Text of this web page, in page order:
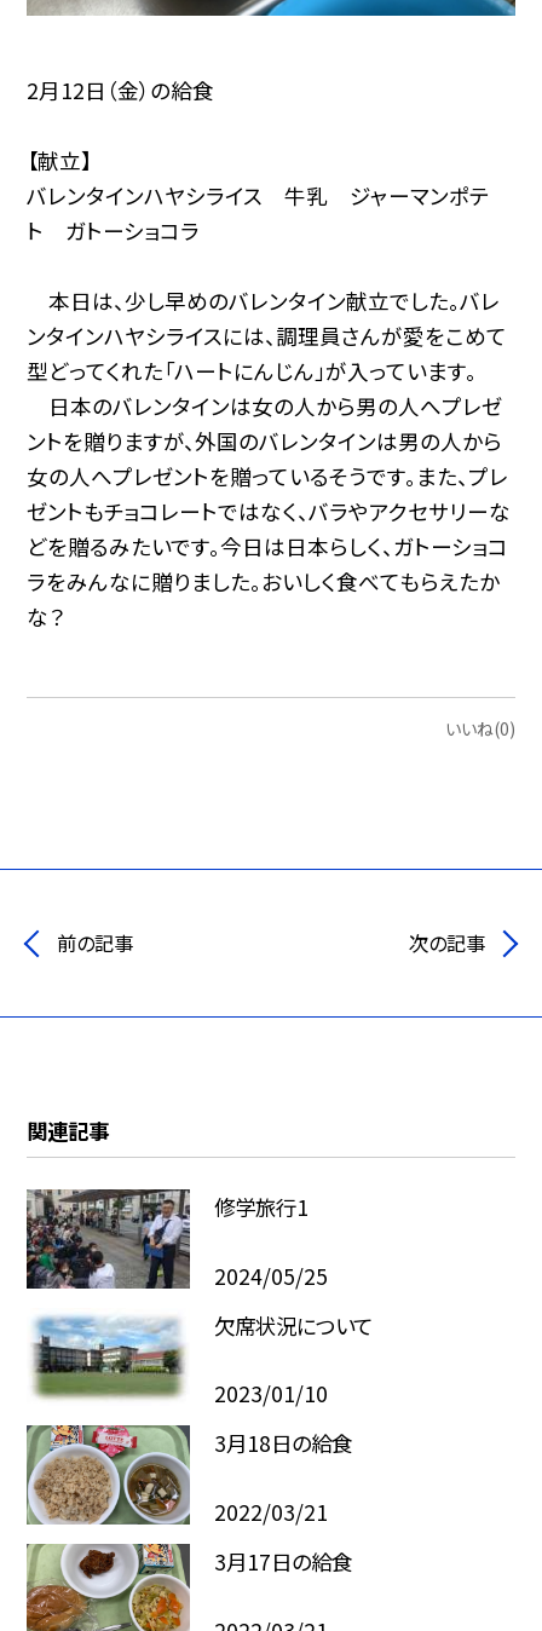
2月12日（金）の給食
【献立】
バレンタインハヤシライス 牛乳 ジャーマンポテ
ト ガトーショコラ
本日は、少し早めのバレンタイン献立でした。バレ
ンタインハヤシライスには、調理員さんが愛をこめて
型どってくれた「ハートにんじん」が入っています。
日本のバレンタインは女の人から男の人へプレゼ
ントを贈りますが、外国のバレンタインは男の人から
女の人へプレゼントを贈っているそうです。また、プレ
ゼントもチョコレートではなく、バラやアクセサリーな
どを贈るみたいです。今日は日本らしく、ガトーショコ
ラをみんなに贈りました。おいしく食べてもらえたか
な？
いいね(0)
前の記事 次の記事
関連記事
修学旅行1
2024/05/25
欠席状況について
2023/01/10
3月18日の給食
2022/03/21
3月17日の給食